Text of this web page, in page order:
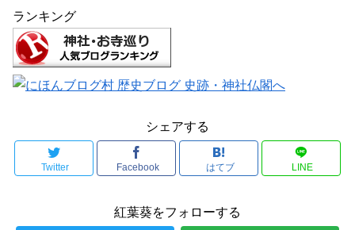
ランキング
シェアする
Twitter Facebook はてブ LINE
紅葉葵をフォローする